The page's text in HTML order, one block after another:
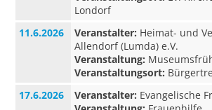
Londorf
11.6.2026
Veranstalter: Heimat- und
Allendorf (Lumda) e.V.
Veranstaltung:
Veranstaltungsort:
17.6.2026
Veranstalter: Evangelische